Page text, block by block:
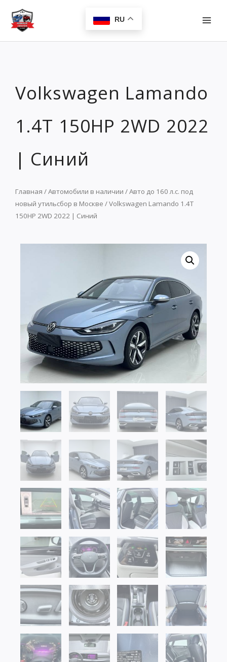
Перейти
содержимому
RU
Volkswagen Lamando
1.4T 150HP 2WD 2022
| Синий
Главная /Автомобили в наличии /Авто до 160 л.с. под
новый утильсбор в Москве / Volkswagen Lamando 1.4T
150HP 2WD 2022 | Синий